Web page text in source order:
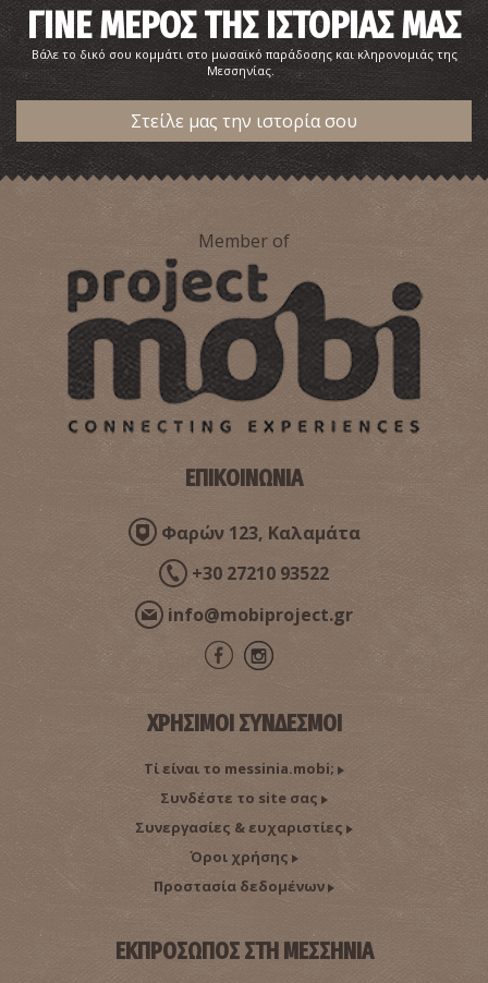
ΠΕΡΙΦΕΡΕΙΑΚΟ ΙΑΤΡΕΙΟ ΒΛΑΧΟΠΟΥΛΟΥ
ΠΕΡΙΦΕΡΕΙΑΚΑ ΙΑΤΡΕΙΑ
Φαρμακείο Στράτουρας - Ριζόμυλος
ΦΑΡΜΑΚΕΙΑ ~8.7Km
ΠΕΡΙΦΕΡΕΙΑΚΟ ΙΑΤΡΕΙΟ ΑΒΡΑΜΙΟΥ
ΠΕΡΙΦΕΡΕΙΑΚΑ ΙΑΤΡΕΙΑ ~8.7Km
ΠΕΡΙΦΕΡΕΙΑΚΑ ΙΑΤΡΕΙΑ
ΓΙΝΕ ΜΕΡΟΣ ΤΗΣ ΙΣΤΟΡΙΑΣ ΜΑΣ
Βάλε το δικό σου κομμάτι στο μωσαϊκό παράδοσης και κληρονομιάς της
Μεσσηνίας.
Στείλε μας την ιστορία σου
Member of
ΕΠΙΚΟΙΝΩΝΙΑ
Φαρών 123, Καλαμάτα
+30 27210 93522
info@mobiproject.gr
ΧΡΗΣΙΜΟΙ ΣΥΝΔΕΣΜΟΙ
Τί είναι το messinia.mobi;
Συνδέστε το site σας
Συνεργασίες & ευχαριστίες
Όροι χρήσης
Προστασία δεδομένων
ΕΚΠΡΟΣΩΠΟΣ ΣΤΗ ΜΕΣΣΗΝΙΑ